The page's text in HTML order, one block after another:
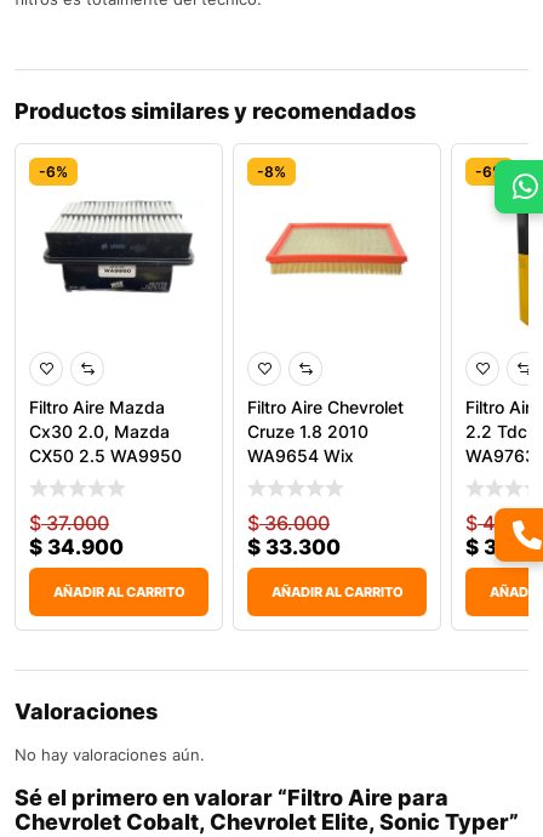
Productos similares y recomendados
-6%
Filtro Aire Mazda
Cx30 2.0, Mazda
CX50 2.5 WA9950
Wix
$37.000
$ 34.900
AÑADIR AL CARRITO
-8%
Filtro Aire Chevrolet
Cruze 1.8 2010
WA9654 Wix
$36.000
$ 33.300
AÑADIR AL CARRITO
-6%
Filtro
2.2 Tdci
WA9763
$
$
AÑADIR
Valoraciones
No hay valoraciones aún.
Sé el primero en valorar “Filtro Aire para
Chevrolet Cobalt, Chevrolet Elite, Sonic Typer”